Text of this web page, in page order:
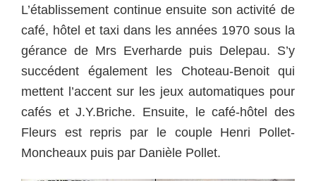
L’établissement continue ensuite son activité de
café, hôtel et taxi dans les années 1970 sous la
gérance de Mrs Everharde puis Delepau. S’y
succédent également les Choteau-Benoit qui
mettent l’accent sur les jeux automatiques pour
cafés et J.Y.Briche. Ensuite, le café-hôtel des
Fleurs est repris par le couple Henri Pollet-
Moncheaux puis par Danièle Pollet.